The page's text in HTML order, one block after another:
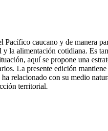
caucano y de manera
la alimentación cotidiana. Es
aquí se propone una
La presente edición mantiene
relacionado con su medio
territorial.